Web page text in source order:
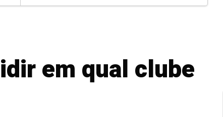
em qual clube